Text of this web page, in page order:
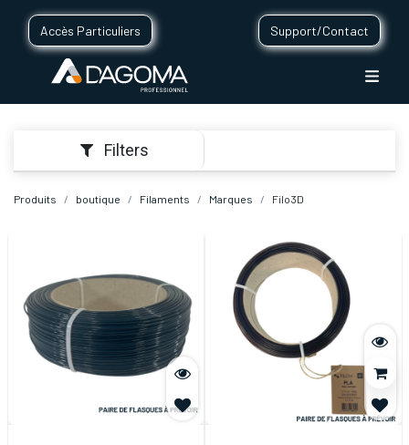
Accès Particuliers Support/Contact
Filters
Produits boutique Filaments Marques Filo3D